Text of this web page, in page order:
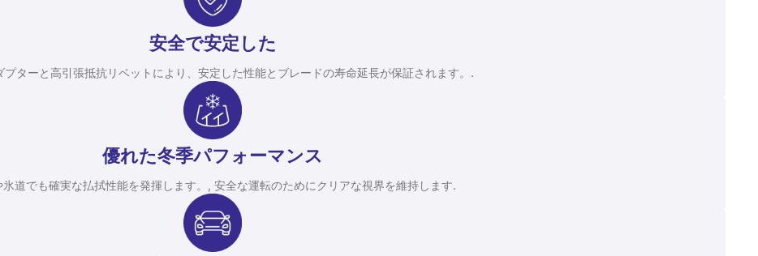
安全で安定した
プターと高引張抵抗リベットにより、安定した性能とブレードの寿命延長が保証されます。.
優れた冬季パフォーマンス
氷道でも確実な払拭性能を発揮します。, 安全な運転のためにクリアな視界を維持します.